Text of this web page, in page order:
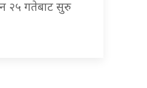
२५ गतेबाट सुरु